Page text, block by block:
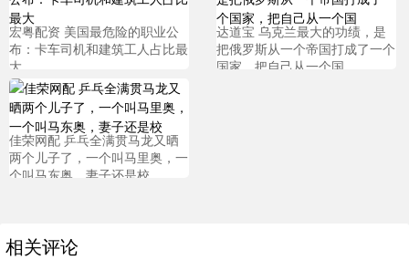
宏粤配资 美国最危险的职业公
布：卡车司机和建筑工人占比最
大
达道宝 乌克兰最大的功绩，是
把俄罗斯从一个帝国打成了一个
国家，把自己从一个国
佳荣网配 乒乓全满贯马龙又晒
两个儿子了，一个叫马里奥，一
个叫马东奥，妻子还是校
相关评论